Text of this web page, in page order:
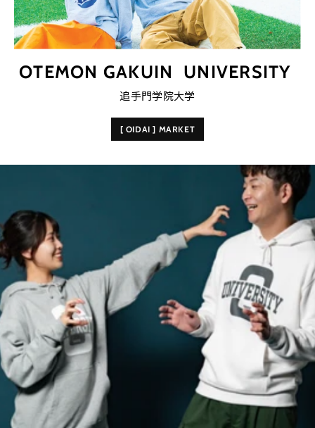
OTEMON GAKUIN UNIVERSITY
追手門学院大学
[ OIDAI ] MARKET